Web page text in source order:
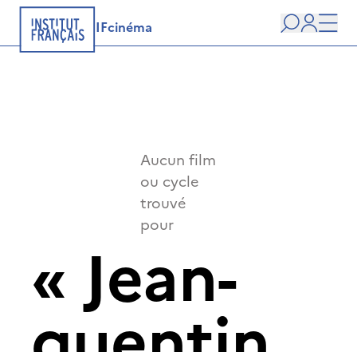
IFcinéma
user
Aucun film
ou cycle
trouvé
pour
« Jean-